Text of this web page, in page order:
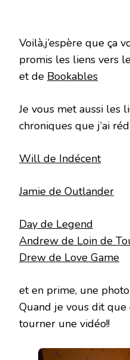
Voilà,j’espère que ça
promis les liens vers
et de Bookables
Je vous met aussi les
chroniques que j’ai
Will de Indécent
Jamie de Outlander
Day de Legend
Andrew de Loin de
Drew de Love Game
et en prime, une
Quand je vous dit que
tourner une vidéo!!